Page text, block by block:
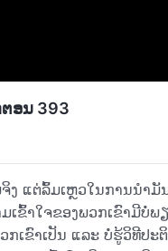
ອນ 393
ງ ແຕ່ລົ້ມເຫຼວໃນການນຳ
ຂົ້າໃຈຂອງພວກເຂົາມີບໍ່ພ
ເຂົາເປັນ ແລະ ບໍ່ຮູ້ວິທີປ